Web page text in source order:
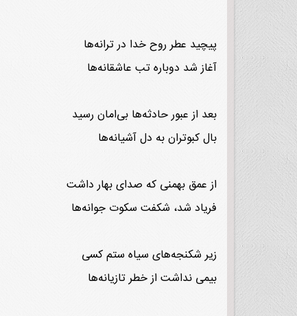
پیچید عطر روح خدا در ترانه‌ها
آغاز شد دوباره تب عاشقانه‌ها
بعد از عبور حادثه‌ها بی‌امان رسید
بال کبوتران به دل آشیانه‌ها
از عمق بهمنی که صدای بهار داشت
فریاد شد، شکفت سکوت جوانه‌ها
زیر شکنجه‌های سیاه ستم کسی
بیمی نداشت از خطر تازیانه‌ها